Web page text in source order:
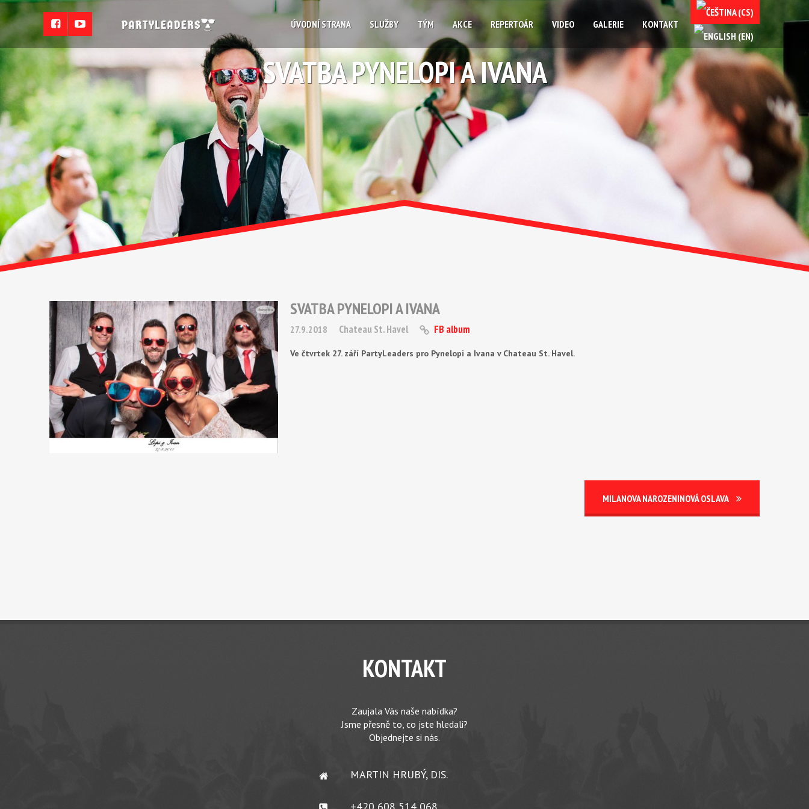
ÚVODNÍ STRANA SLUŽBY TÝM AKCE REPERTOÁR VIDEO GALERIE KONTAKT
SVATBA PYNELOPI A IVANA
SVATBA PYNELOPI A IVANA
27.9.2018 Chateau St. Havel FB album
Ve čtvrtek 27. září PartyLeaders pro Pynelopi a Ivana v Chateau St. Havel.
MILANOVA NAROZENINOVÁ OSLAVA
KONTAKT
Zaujala Vás naše nabídka?
Jsme přesně to, co jste hledali?
Objednejte si nás.
MARTIN HRUBÝ, DIS.
+420 608 514 068